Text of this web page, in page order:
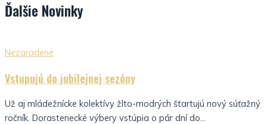
Ďalšie Novinky
Nezaradené
Vstupujú do jubilejnej sezóny
Už aj mládežnícke kolektívy žlto-modrých štartujú nový súťažný
ročník. Dorastenecké výbery vstúpia o pár dní do...